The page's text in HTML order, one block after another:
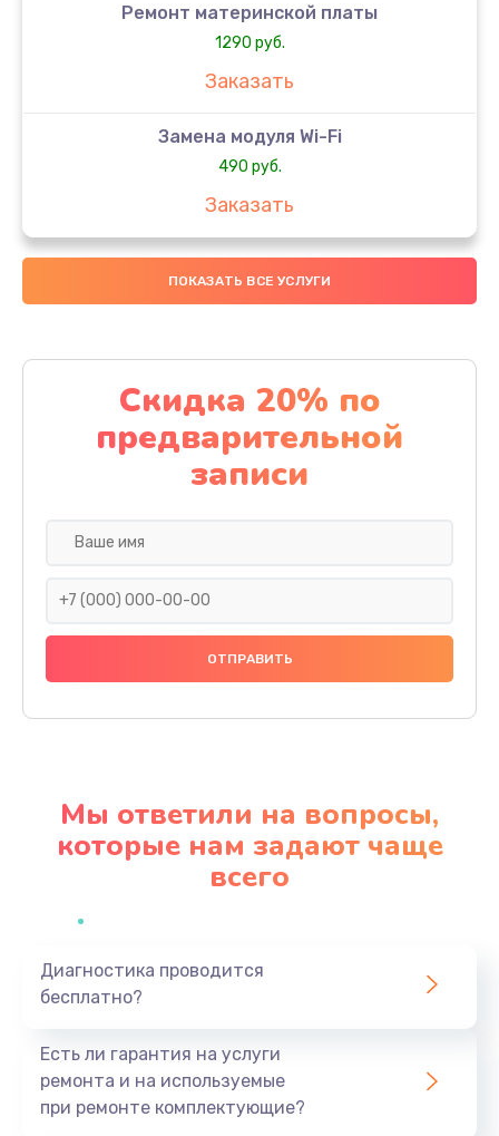
Ремонт материнской платы
1290 руб.
Заказать
Замена модуля Wi-Fi
490 руб.
Заказать
Замена микрофона
1600 руб.
Замена аккумулятора
1130 руб.
Заказать
Замена тачскрина
740 руб.
Заказать
Замена мультиконтроллера
Заказать
ПОКАЗАТЬ ВСЕ УСЛУГИ
Скидка 20% по
предварительной
записи
Мы ответили на вопросы,
которые нам задают чаще
всего
Диагностика проводится
бесплатно?
Есть ли гарантия на услуги
ремонта и на используемые
при ремонте комплектующие?